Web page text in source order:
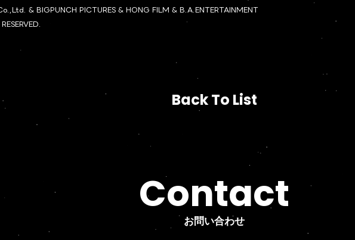
& BIGPUNCH PICTURES & HONG FILM & B.A.ENTERTAINMENT
Back To List
Contact
お問い合わせ